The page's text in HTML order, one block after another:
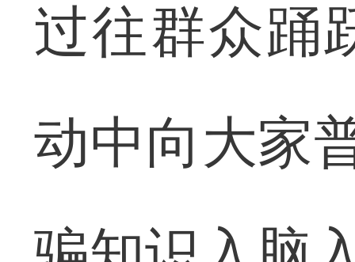
过往群众踊
动中向大家